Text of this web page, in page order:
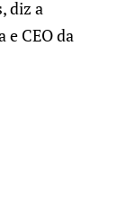
diz a
e CEO da